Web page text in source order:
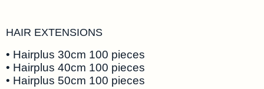
HAIR EXTENSIONS
• Hairplus 30cm 100 pieces
• Hairplus 40cm 100 pieces
• Hairplus 50cm 100 pieces